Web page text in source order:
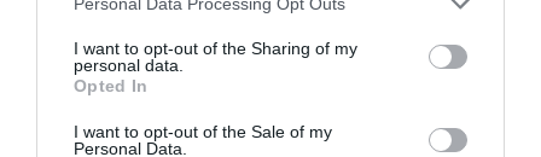
I want to opt-out of the Sharing of my
personal data.
Opted In
I want to opt-out of the Sale of my
Personal Data.
restauranghögskolan i Grythyttan. På denna sida
delar jag med mig av tusentals olika recept för alla
smaker - noviser som hemmakockar. Alla recept
kunna laga dem med bästa resultat hemma. Läs mer